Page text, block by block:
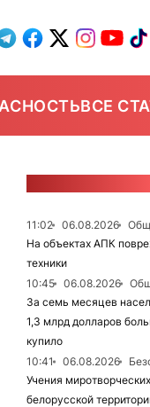
ВСЕ
11:02 06.08.2026
На объектах АПК
техники
10:45
06.08.2026
За семь месяцев
1,3 млрд долларов
купило
10:41
06.08.2026
Учения
белорусской